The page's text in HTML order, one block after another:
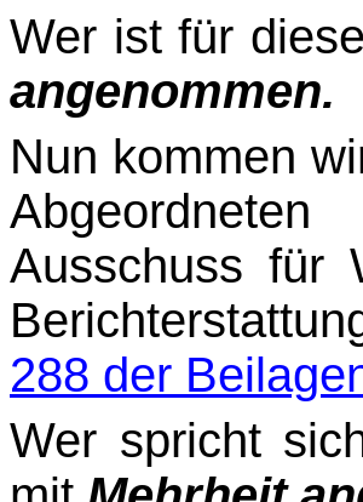
Wer ist für
angenommen.
Nun kommen
Ausschuss für
288 der
Wer spricht